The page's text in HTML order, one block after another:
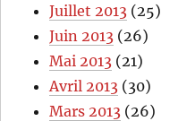
Juillet 2013 (25)
Juin 2013 (26)
Mai 2013 (21)
Avril 2013 (30)
Mars 2013 (26)